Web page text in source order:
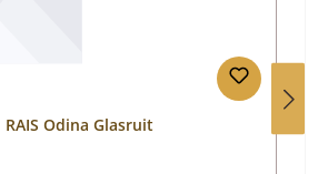
RAIS Odina Glasruit